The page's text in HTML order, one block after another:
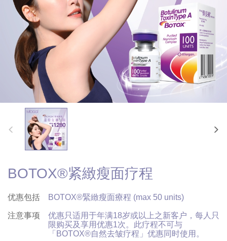
BOTOX®紧緻瘦面疗程
优惠包括 BOTOX®緊緻瘦面療程 (max 50 units)
注意事项
优惠只适用于年满18岁或以上之新客户，每人只
限购买及享用优惠1次。此疗程不可与
「BOTOX®自然去皱疗程」优惠同时使用。